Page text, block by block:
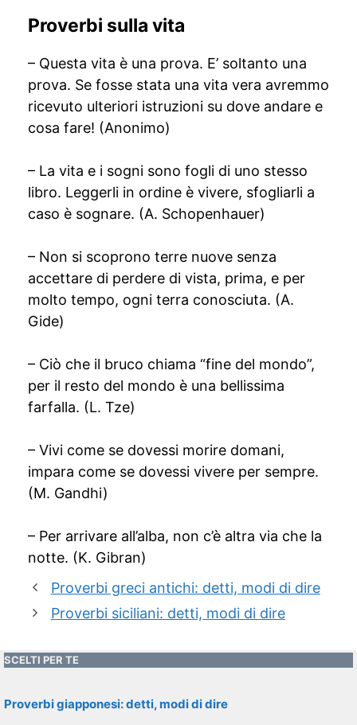
Proverbi sulla vita
– Questa vita è una prova. E’ soltanto una
prova. Se fosse stata una vita vera avremmo
ricevuto ulteriori istruzioni su dove andare e
cosa fare! (Anonimo)
– La vita e i sogni sono fogli di uno stesso
libro. Leggerli in ordine è vivere, sfogliarli a
caso è sognare. (A. Schopenhauer)
– Non si scoprono terre nuove senza
accettare di perdere di vista, prima, e per
molto tempo, ogni terra conosciuta. (A.
Gide)
– Ciò che il bruco chiama “fine del mondo”,
per il resto del mondo è una bellissima
farfalla. (L. Tze)
– Vivi come se dovessi morire domani,
impara come se dovessi vivere per sempre.
(M. Gandhi)
– Per arrivare all’alba, non c’è altra via che la
notte. (K. Gibran)
Proverbi greci antichi: detti, modi di dire
Proverbi siciliani: detti, modi di dire
SCELTI PER TE
Proverbi giapponesi: detti, modi di dire